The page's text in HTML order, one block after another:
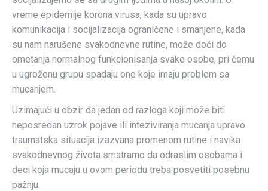
vreme epidemije korona virusa, kada su upravo
komunikacija i socijalizacija ograničene i smanjene, kada
su nam narušene svakodnevne rutine, može doći do
ometanja normalnog funkcionisanja svake osobe, pri čemu
u ugroženu grupu spadaju one koje imaju problem sa
mucanjem.
Uzimajući u obzir da jedan od razloga koji može biti
neposredan uzrok pojave ili inteziviranja mucanja upravo
traumatska situacija izazvana promenom rutine i navika
svakodnevnog života smatramo da odraslim osobama i
deci koja mucaju u ovom periodu treba posvetiti posebnu
pažnju.